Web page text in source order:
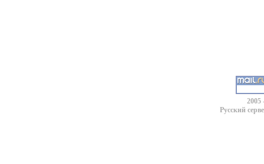
2005
Русский